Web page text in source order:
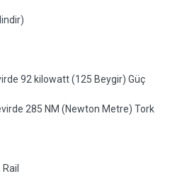
92 kilowatt (125 Beygir) Güç
285 NM (Newton Metre) Tork